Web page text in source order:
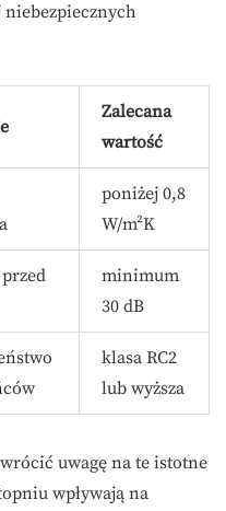
Zalecana
wartość
poniżej 0,8
W/m²K
minimum
30 dB
klasa RC2
lub wyższa
uwagę na te istotne
wpływają na